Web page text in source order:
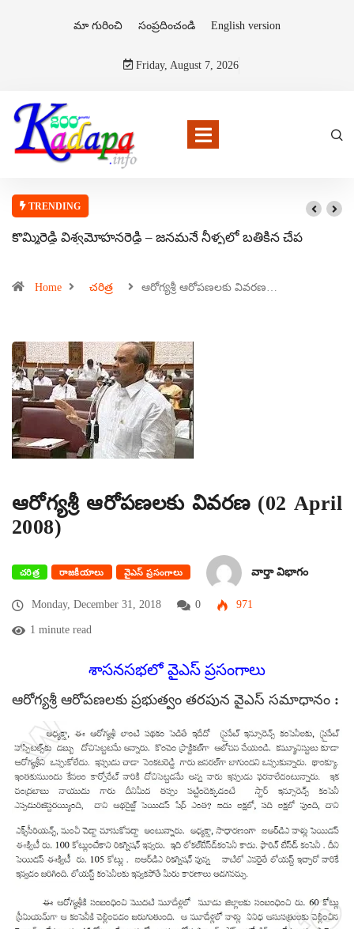
మా గురించి సంప్రదించండి English version
Friday, August 7, 2026
TRENDING
కొమ్మిరెడ్డి విశ్వమోహనరెడ్డి – జనమనే నీళ్ళలో బతికిన చేప
Home చరిత్ర ఆరోగ్యశ్రీ ఆరోపణలకు వివరణ…
ఆరోగ్యశ్రీ ఆరోపణలకు వివరణ (02 April
2008)
చరిత్ర రాజకీయాలు వైఎస్ ప్రసంగాలు వార్తా విభాగం
Monday, December 31, 2018 0 971
1 minute read
శాసనసభలో వైఎస్ ప్రసంగాలు
ఆరోగ్యశ్రీ ఆరోపణలకు ప్రభుత్వం తరపున వైఎస్ సమాధానం :